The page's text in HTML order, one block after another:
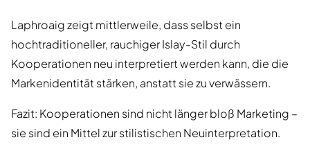
Laphroaig zeigt mittlerweile, dass selbst ein
hochtraditioneller, rauchiger Islay-Stil durch
Kooperationen neu interpretiert werden kann, die die
Markenidentität stärken, anstatt sie zu verwässern.
Fazit: Kooperationen sind nicht länger bloß Marketing –
sie sind ein Mittel zur stilistischen Neuinterpretation.